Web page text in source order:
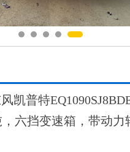
凯普特
六挡变速箱，带动力